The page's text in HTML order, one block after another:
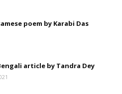
poem by Karabi Das
| Bengali article by Tandra Dey